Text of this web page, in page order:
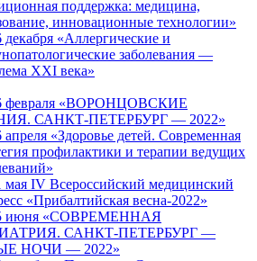
поддержка: медицина,
инновационные технологии»
декабря «Аллергические и
заболевания —
XXI века»
февраля «ВОРОНЦОВСКИЕ
САНКТ-ПЕТЕРБУРГ — 2022»
апреля «Здоровье детей. Современная
профилактики и терапии ведущих
мая IV Всероссийский медицинский
«Прибалтийская весна-2022»
июня «СОВРЕМЕННАЯ
САНКТ-ПЕТЕРБУРГ —
НОЧИ — 2022»